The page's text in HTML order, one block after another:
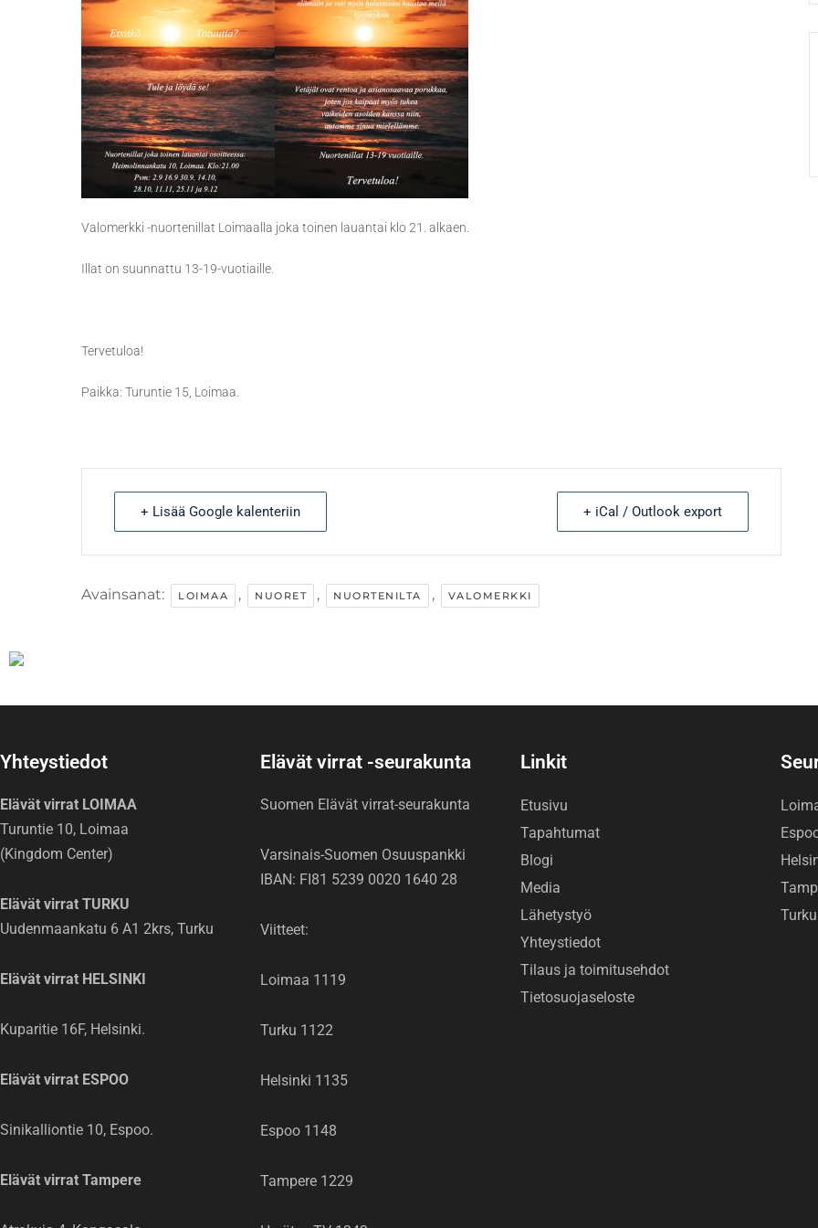
Valomerkki -nuortenillat Loimaalla joka toinen lauantai klo 21. alkaen.
Illat on suunnattu 13-19-vuotiaille.
Tervetuloa!
Paikka: Turuntie 15, Loimaa.
+ Lisää Google kalenteriin + iCal / Outlook export
Avainsanat: LOIMAA , NUORET , NUORTENILTA , VALOMERKKI
Yhteystiedot
Elävät virrat LOIMAA
Turuntie 10, Loimaa
(Kingdom Center)
Elävät virrat TURKU
Uudenmaankatu 6 A1 2krs, Turku
Elävät virrat HELSINKI
Kuparitie 16F, Helsinki.
Elävät virrat ESPOO
Sinikalliontie 10, Espoo.
Elävät virrat Tampere
Elävät virrat -seurakunta
Suomen Elävät virrat-seurakunta
Varsinais-Suomen Osuuspankki
IBAN: FI81 5239 0020 1640 28
Viitteet:
Loimaa 1119
Turku 1122
Helsinki 1135
Espoo 1148
Tampere 1229
Linkit
Etusivu
Tapahtumat
Blogi
Media
Lähetystyö
Yhteystiedot
Tilaus ja toimitusehdot
Tietosuojaseloste
Turku